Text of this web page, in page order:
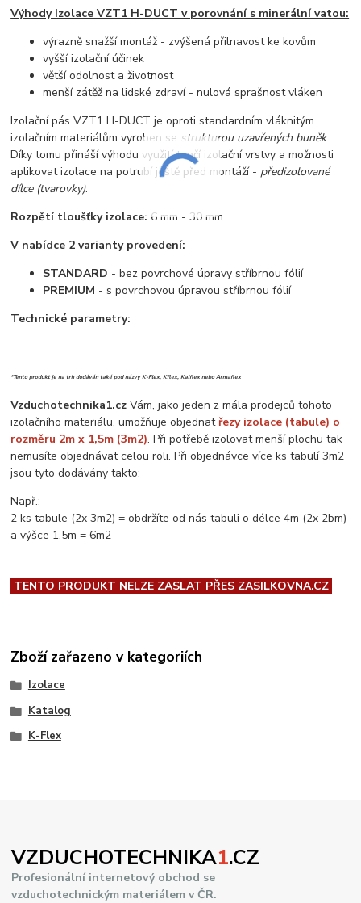
Výhody Izolace VZT1 H-DUCT v porovnání s minerální vatou:
výrazně snažší montáž - zvýšená přilnavost ke kovům
vyšší izolační účinek
větší odolnost a životnost
menší zátěž na lidské zdraví - nulová sprašnost vláken
Izolační pás VZT1 H-DUCT je oproti standardním vláknitým
izolačním materiálům vyroben se strukturou uzavřených buněk.
Díky tomu přináší výhodu využití tenčí izolační vrstvy a možnosti
aplikovat izolace na potrubí ještě před montáží - předizolované
dílce (tvarovky).
Rozpětí tloušťky izolace: 6 mm - 30 mm
V nabídce 2 varianty provedení:
STANDARD - bez povrchové úpravy stříbrnou fólií
PREMIUM - s povrchovou úpravou stříbrnou fólií
Technické parametry:
*Tento produkt je na trh dodáván také pod názvy K-Flex, Kflex, Kaiflex nebo Armaflex
Vzduchotechnika1.cz Vám, jako jeden z mála prodejců tohoto
izolačního materiálu, umožňuje objednat řezy izolace (tabule) o
rozměru 2m x 1,5m (3m2). Při potřebě izolovat menší plochu tak
nemusíte objednávat celou roli. Při objednávce více ks tabulí 3m2
jsou tyto dodávány takto:
Např.:
2 ks tabule (2x 3m2) = obdržíte od nás tabuli o délce 4m (2x 2bm)
a výšce 1,5m = 6m2
TENTO PRODUKT NELZE ZASLAT PŘES ZASILKOVNA.CZ
Zboží zařazeno v kategoriích
Izolace
Katalog
K-Flex
VZDUCHOTECHNIKA1.CZ
Profesionální internetový obchod se
vzduchotechnickým materiálem v ČR.